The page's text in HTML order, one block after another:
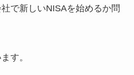
で新しいNISAを始めるか問
す。